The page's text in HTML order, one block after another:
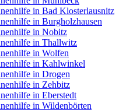
in Bad Klosterlausnitz
in Burgholzhausen
in Nobitz
in Thallwitz
in Wolfen
in Kahlwinkel
in Drogen
in Zehbitz
in Eberstedt
in Wildenbörten